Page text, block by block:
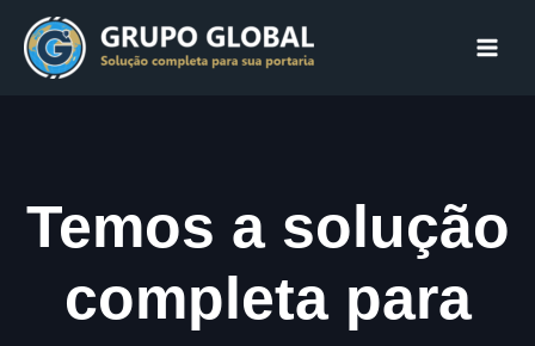
para
Temos a solução
completa para